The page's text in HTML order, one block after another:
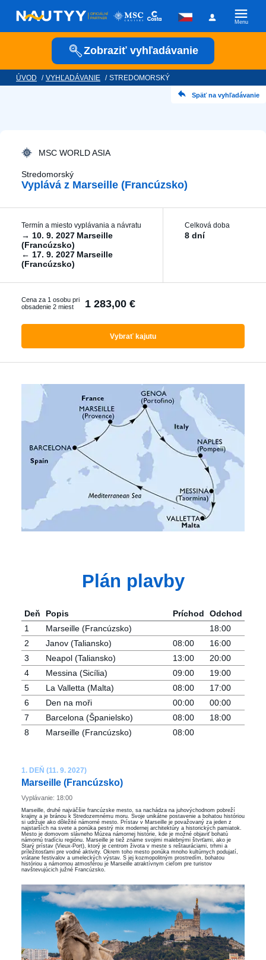
Menu
Zobraziť vyhľadávanie
Plavební společnost
Vyhľadať zájazdy
S delegátom
Luxusné plavby
Akčné plavby
Pokročilé filtrování
Reset filtrů
ÚVOD / VYHĽADÁVANIE / STREDOMORSKÝ
Späť na vyhľadávanie
Stredomorský
Vyplává z Marseille (Francúzsko)
MSC WORLD ASIA
Termín a miesto vyplávania a návratu
→ 10. 9. 2027 Marseille
(Francúzsko)
← 17. 9. 2027 Marseille
(Francúzsko)
Celková doba
8 dní
Vybrať kajutu
Cena za 1 osobu pri
obsadenie 2 miest
1 283,00 €
Plán plavby
Deň Popis Príchod
Odchod
1
Marseille (Francúzsko)
18:00
2
Janov (Taliansko) 08:00
16:00
3
Neapol (Taliansko) 13:00
20:00
4
Messina (Sicília) 09:00
19:00
5
La Valletta (Malta) 08:00
17:00
6
Den na moři 00:00
00:00
7
Barcelona ​​(Španielsko) 08:00
18:00
8
Marseille (Francúzsko) 08:00
1. DEŇ (11. 9. 2027)
Marseille (Francúzsko)
Vyplávanie: 18:00
Marseille, druhé najväčšie francúzske mesto, sa nachádza na juhovýchodnom pobreží
krajiny a je bránou k Stredozemnému moru. Svoje unikátne postavenie a bohatou históriou
si udržuje ako dôležité námorné mesto. Prístav v Marseille je považovaný za jeden z
najstarších na svete a ponúka pestrý mix modernej architektúry a historických pamiatok.
Mesto je domovom slávneho Múzea námornej histórie, kde je možné objaviť bohatú
námornú tradíciu regiónu. Marseille je tiež známe svojimi malebnými štvrťami, ako je
Starý prístav (Vieux-Port), ktorý je centrom života v meste s reštauráciami, trhmi a
príležitosťami pre vodné aktivity. Okrem toho mesto ponúka mnoho kultúrnych podujatí,
vrátane festivalov a umeleckých výstav. S jej kozmopolitným prostredím, bohatou
históriou a námornou atmosférou je Marseille atraktívnym cieľom pre turistov
navštevujúcich južné Francúzsko.